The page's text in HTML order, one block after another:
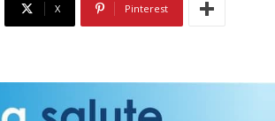
X Pinterest